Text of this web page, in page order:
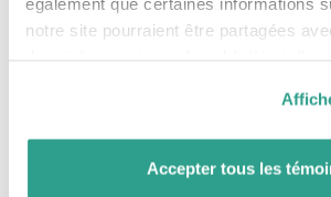
notre site pourraient être partagées
vous leur auriez fournies ou qu’ils
de votre utilisation de leurs services.
Accepter tous les
Équipe fdp
Conseillers – Jeunes professionnels
Gestionnaires de portefeuille